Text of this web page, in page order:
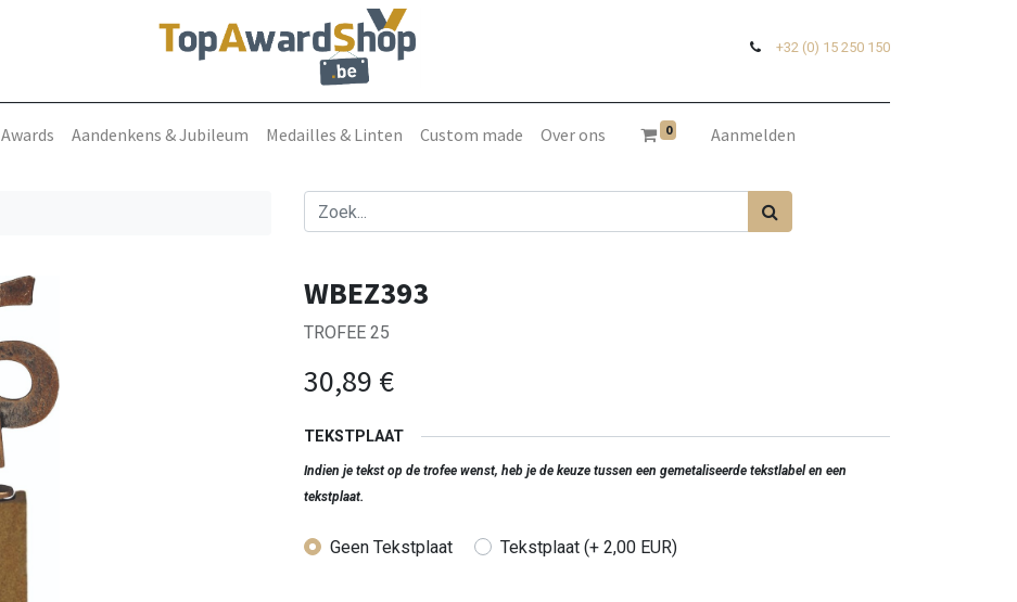
+32 (0) 15 250 150
Awards Aandenkens & Jubileum Medailles & Linten Custom made Over ons 0 Aanmelden
WBEZ393
TROFEE 25
30,89 €
TEKSTPLAAT
Indien je tekst op de trofee wenst, heb je de keuze tussen een gemetaliseerde tekstlabel en een
tekstplaat.
Geen Tekstplaat Tekstplaat (+ 2,00 EUR)